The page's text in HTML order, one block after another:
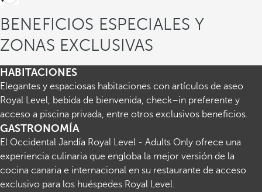
BENEFICIOS ESPECIALES Y
ZONAS EXCLUSIVAS
HABITACIONES
Elegantes y espaciosas habitaciones con artículos de aseo
Royal Level, bebida de bienvenida, check–in preferente y
acceso a piscina privada, entre otros exclusivos beneficios.
GASTRONOMÍA
El Occidental Jandía Royal Level - Adults Only ofrece una
experiencia culinaria que engloba la mejor versión de la
cocina canaria e internacional en su restaurante de acceso
exclusivo para los huéspedes Royal Level.